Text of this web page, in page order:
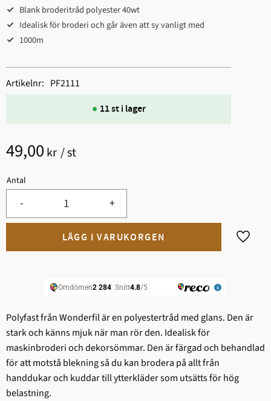
Blank broderitråd polyester 40wt
Idealisk för broderi och går även att sy vanligt med
1000m
49,00 kr /st
Antal
+
-
Lägg
11 st i lager
Artikelnr PF2111
Polyfast från Wonderfil är en polyestertråd med glans. Den är
stark och känns mjuk när man rör den. Idealisk för
maskinbroderi och dekorsömmar. Den är färgad och behandlad
för att motstå blekning så du kan brodera på allt från
handdukar och kuddar till ytterkläder som utsätts för hög
belastning.